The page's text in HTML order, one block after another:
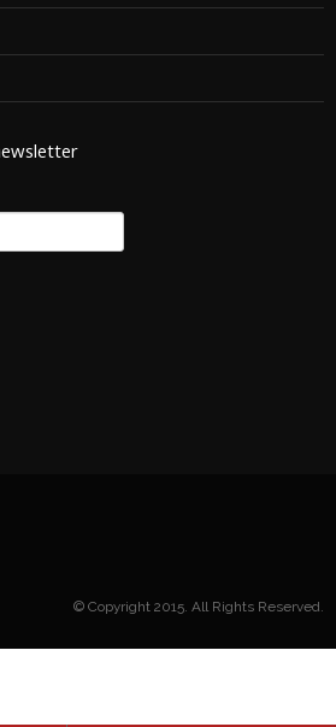
© Copyright 2015. All Rights Reserved.